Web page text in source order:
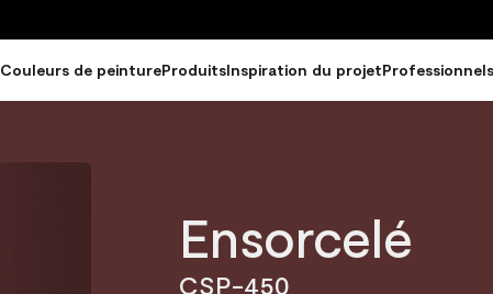
Couleurs de peintureProduitsInspiration du projetProfessionnels
Ensorcelé
CSP-450